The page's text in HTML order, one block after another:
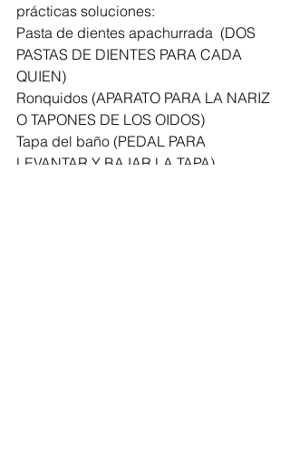
prácticas soluciones:
Pasta de dientes apachurrada  (DOS
PASTAS DE DIENTES PARA CADA
QUIEN)
Ronquidos (APARATO PARA LA NARIZ
O TAPONES DE LOS OIDOS)
Tapa del baño (PEDAL PARA
LEVANTAR Y BAJAR LA TAPA)